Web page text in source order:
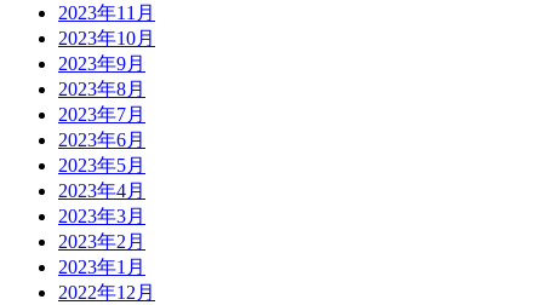
2023年11月
2023年10月
2023年9月
2023年8月
2023年7月
2023年6月
2023年5月
2023年4月
2023年3月
2023年2月
2023年1月
2022年12月